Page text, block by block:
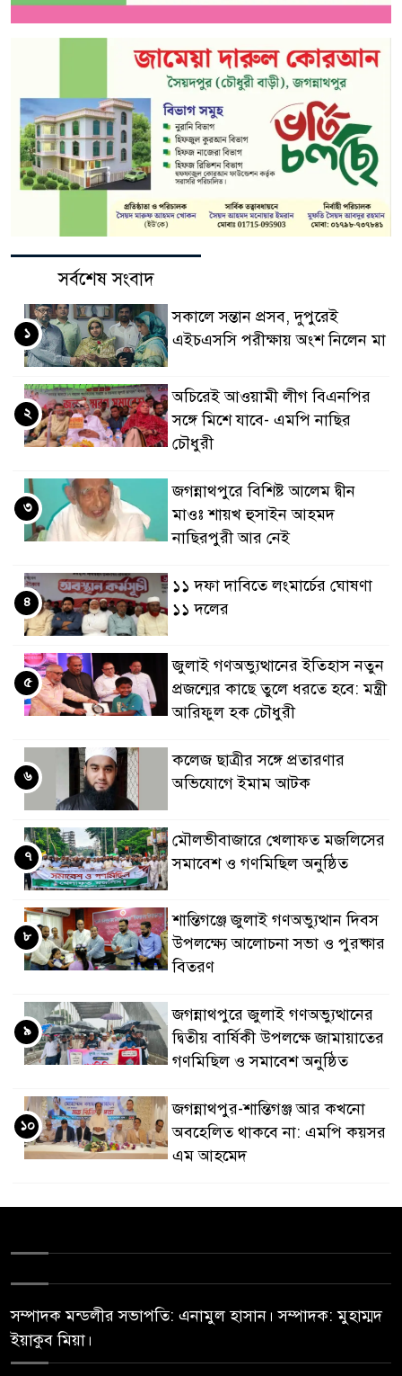
সর্বশেষ সংবাদ
সকালে সন্তান প্রসব, দুপুরেই
এইচএসসি পরীক্ষায় অংশ নিলেন মা
১
অচিরেই আওয়ামী লীগ বিএনপির
সঙ্গে মিশে যাবে- এমপি নাছির
চৌধুরী
২
জগন্নাথপুরে বিশিষ্ট আলেম দ্বীন
মাওঃ শায়খ হুসাইন আহমদ
নাছিরপুরী আর নেই
৩
১১ দফা দাবিতে লংমার্চের ঘোষণা
১১ দলের
৪
জুলাই গণঅভ্যুত্থানের ইতিহাস নতুন
প্রজন্মের কাছে তুলে ধরতে হবে: মন্ত্রী
আরিফুল হক চৌধুরী
৫
কলেজ ছাত্রীর সঙ্গে প্রতারণার
অভিযোগে ইমাম আটক
৬
মৌলভীবাজারে খেলাফত মজলিসের
সমাবেশ ও গণমিছিল অনুষ্ঠিত
৭
শান্তিগঞ্জে জুলাই গণঅভ্যুত্থান দিবস
উপলক্ষ্যে আলোচনা সভা ও পুরষ্কার
বিতরণ
৮
জগন্নাথপুরে জুলাই গণঅভ্যুত্থানের
দ্বিতীয় বার্ষিকী উপলক্ষে জামায়াতের
গণমিছিল ও সমাবেশ অনুষ্ঠিত
৯
জগন্নাথপুর-শান্তিগঞ্জ আর কখনো
অবহেলিত থাকবে না: এমপি কয়সর
এম আহমেদ
১০
সম্পাদক মন্ডলীর সভাপতি: এনামুল হাসান। সম্পাদক: মুহাম্মদ
ইয়াকুব মিয়া।